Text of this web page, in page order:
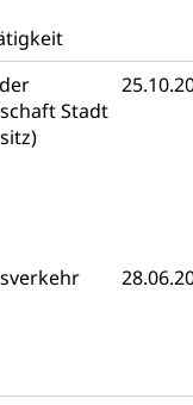
Stadt
ZIVI
Luzern)
Mobbing